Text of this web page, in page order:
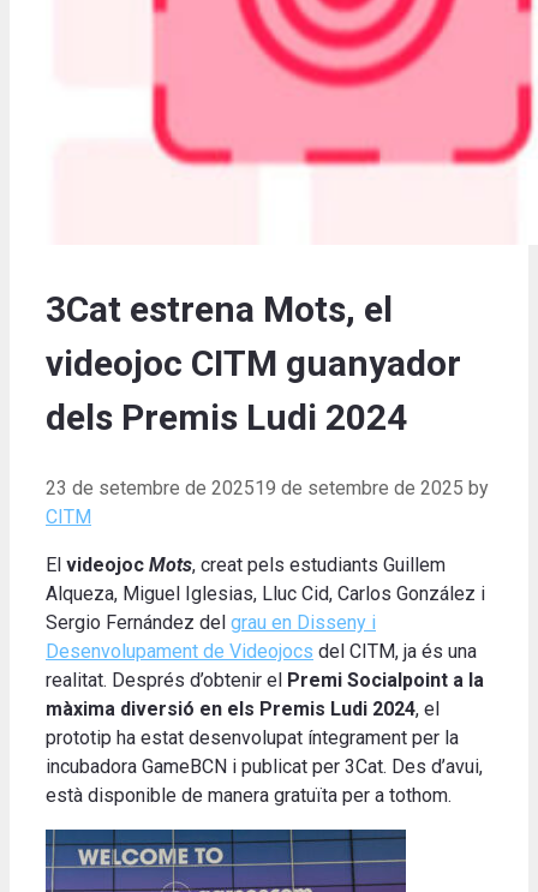
3Cat estrena Mots, el
videojoc CITM guanyador
dels Premis Ludi 2024
23 de setembre de 202519 de setembre de 2025 by
CITM
El videojoc Mots, creat pels estudiants Guillem
Alqueza, Miguel Iglesias, Lluc Cid, Carlos González i
Sergio Fernández del grau en Disseny i
Desenvolupament de Videojocs del CITM, ja és una
realitat. Després d’obtenir el
Premi Socialpoint a la
màxima diversió en els Premis Ludi 2024, el
prototip ha estat desenvolupat íntegrament per la
incubadora GameBCN i publicat per 3Cat. Des d’avui,
està disponible de manera gratuïta per a tothom.